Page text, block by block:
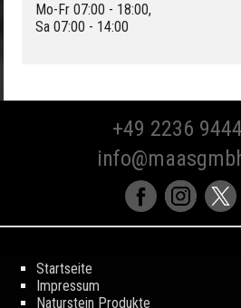
Mo-Fr 07:00 - 18:00,
Sa 07:00 - 14:00
+49 2236
Startseite
Impressum
Naturstein Produkte